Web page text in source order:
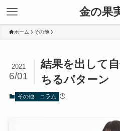
金の果
ホーム その他
結果を出して
ちるパターン
2021
6/01
その他 コラム